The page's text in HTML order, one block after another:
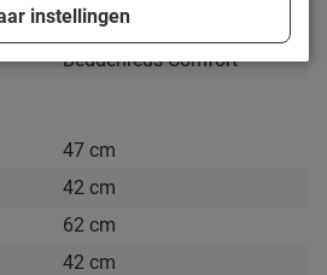
646311
Beddenreus Comfort
47 cm
42 cm
62 cm
42 cm
instellingen